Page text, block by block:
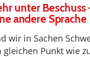
unter Beschuss
andere Sprache
wir in Sachen
gleichen Punkt wie